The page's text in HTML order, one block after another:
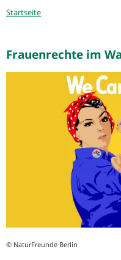
Sie
Startseite
Frauenrechte im
© NaturFreunde Berlin